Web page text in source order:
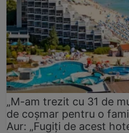
„M-am trezit cu 31 de
de coșmar pentru o
Aur: „Fugiți de acest